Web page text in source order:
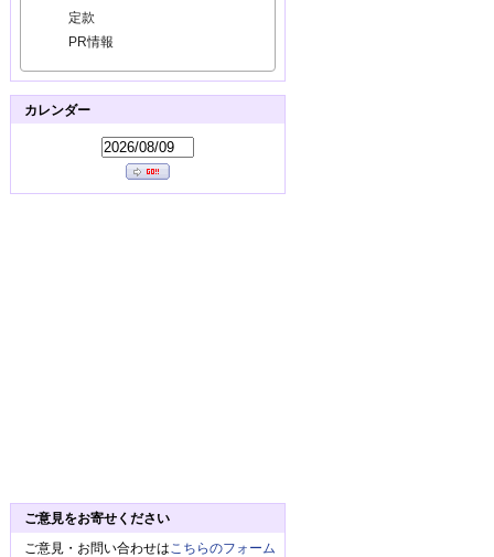
定款
PR情報
カレンダー
ご意見をお寄せください
ご意見・お問い合わせは こちらのフォーム